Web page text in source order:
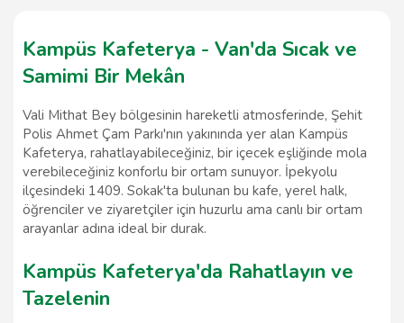
Kampüs Kafeterya - Van'da Sıcak ve
Samimi Bir Mekân
Vali Mithat Bey bölgesinin hareketli atmosferinde, Şehit
Polis Ahmet Çam Parkı'nın yakınında yer alan Kampüs
Kafeterya, rahatlayabileceğiniz, bir içecek eşliğinde mola
verebileceğiniz konforlu bir ortam sunuyor. İpekyolu
ilçesindeki 1409. Sokak'ta bulunan bu kafe, yerel halk,
öğrenciler ve ziyaretçiler için huzurlu ama canlı bir ortam
arayanlar adına ideal bir durak.
Kampüs Kafeterya'da Rahatlayın ve
Tazelenin